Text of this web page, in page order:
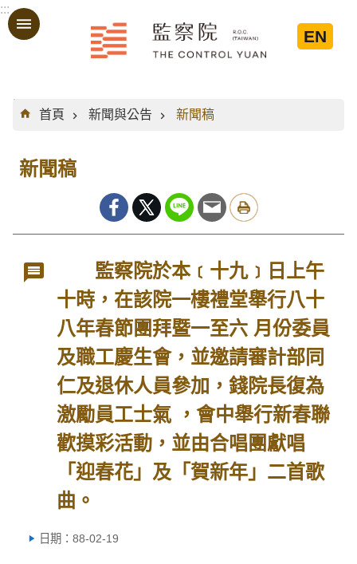
跳到主要內容區塊
:::
EN
:::
首頁
新聞與公告 新聞稿
新聞稿
監察院於本﹝十九﹞日上午
十時，在該院一樓禮堂舉行八十
八年春節團拜暨一至六 月份委員
及職工慶生會，並邀請審計部同
仁及退休人員參加，錢院長復為
激勵員工士氣 ，會中舉行新春聯
歡摸彩活動，並由合唱團獻唱
「迎春花」及「賀新年」二首歌
曲。
日期：88-02-19